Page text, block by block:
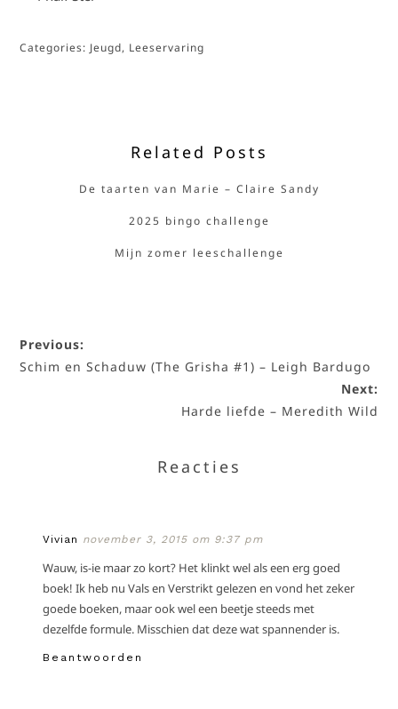
Categories: Jeugd, Leeservaring
Related Posts
De taarten van Marie – Claire Sandy
2025 bingo challenge
Mijn zomer leeschallenge
Previous:
Schim en Schaduw (The Grisha #1) – Leigh Bardugo
Next:
Harde liefde – Meredith Wild
Reacties
Vivian november 3, 2015 om 9:37 pm
Wauw, is-ie maar zo kort? Het klinkt wel als een erg goed
boek! Ik heb nu Vals en Verstrikt gelezen en vond het zeker
goede boeken, maar ook wel een beetje steeds met
dezelfde formule. Misschien dat deze wat spannender is.
Beantwoorden